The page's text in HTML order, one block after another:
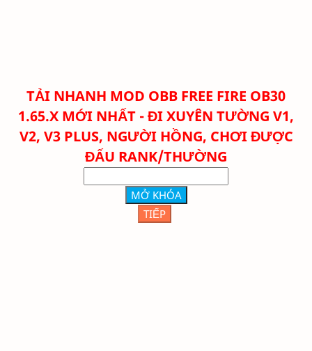
TẢI NHANH MOD OBB FREE FIRE OB30
1.65.X MỚI NHẤT - ĐI XUYÊN TƯỜNG V1,
V2, V3 PLUS, NGƯỜI HỒNG, CHƠI ĐƯỢC
ĐẤU RANK/THƯỜNG
MỞ KHÓA
TIẾP